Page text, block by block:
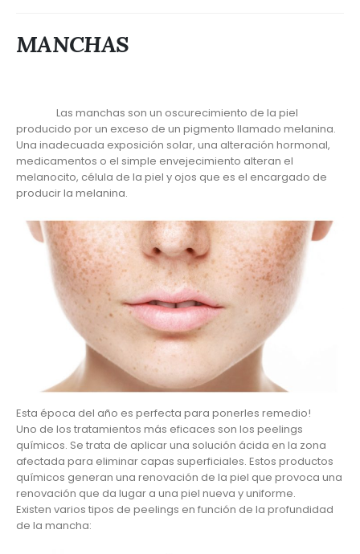
MANCHAS
Las manchas son un oscurecimiento de la piel
producido por un exceso de un pigmento llamado melanina.
Una inadecuada exposición solar, una alteración hormonal,
medicamentos o el simple envejecimiento alteran el
melanocito, célula de la piel y ojos que es el encargado de
producir la melanina.
Esta época del año es perfecta para ponerles remedio!
Uno de los tratamientos más eficaces son los peelings
químicos. Se trata de aplicar una solución ácida en la zona
afectada para eliminar capas superficiales. Estos productos
químicos generan una renovación de la piel que provoca una
renovación que da lugar a una piel nueva y uniforme.
Existen varios tipos de peelings en función de la profundidad
de la mancha: